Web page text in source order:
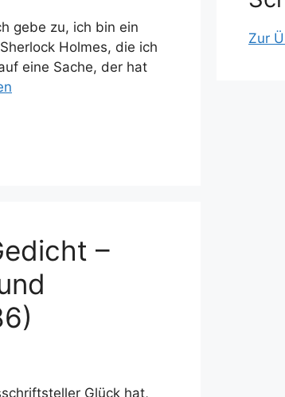
gebe zu, ich bin ein
Holmes, die ich
eine Sache, der hat
–
Glück hat,
Zur